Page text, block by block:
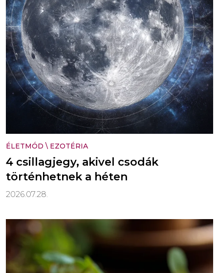
ÉLETMÓD \ EZOTÉRIA
4 csillagjegy, akivel csodák
történhetnek a héten
2026.07.28.